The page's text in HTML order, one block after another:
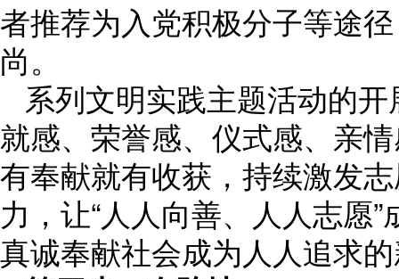
者推荐为入党积极分子等途
尚。
系列文明实践主题活动的
就感、荣誉感、仪式感、亲
有奉献就有收获，持续激发
力，让“人人向善、人人志愿
真诚奉献社会成为人人追求